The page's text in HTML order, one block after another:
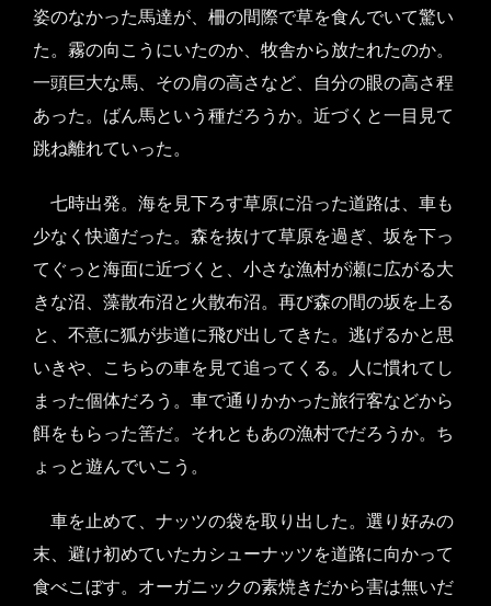
姿のなかった馬達が、柵の間際で草を食んでいて驚い
た。霧の向こうにいたのか、牧舎から放たれたのか。
一頭巨大な馬、その肩の高さなど、自分の眼の高さ程
あった。ばん馬という種だろうか。近づくと一目見て
跳ね離れていった。
七時出発。海を見下ろす草原に沿った道路は、車も
少なく快適だった。森を抜けて草原を過ぎ、坂を下っ
てぐっと海面に近づくと、小さな漁村が瀬に広がる大
きな沼、藻散布沼と火散布沼。再び森の間の坂を上る
と、不意に狐が歩道に飛び出してきた。逃げるかと思
いきや、こちらの車を見て追ってくる。人に慣れてし
まった個体だろう。車で通りかかった旅行客などから
餌をもらった筈だ。それともあの漁村でだろうか。ち
ょっと遊んでいこう。
車を止めて、ナッツの袋を取り出した。選り好みの
末、避け初めていたカシューナッツを道路に向かって
食べこぼす。オーガニックの素焼きだから害は無いだ